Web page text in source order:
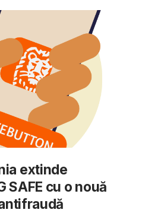
extinde
SAFE cu o nouă